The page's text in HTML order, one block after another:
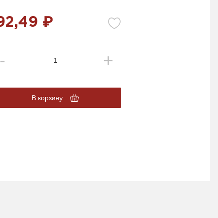
₽
В корзину